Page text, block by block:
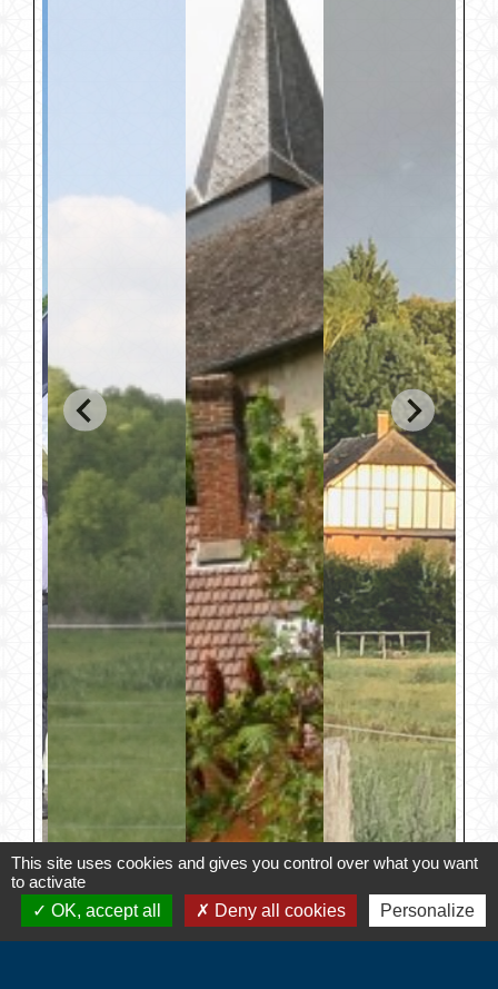
This site uses cookies and gives you control over what you want
to activate
OK, accept all
Deny all cookies Personalize